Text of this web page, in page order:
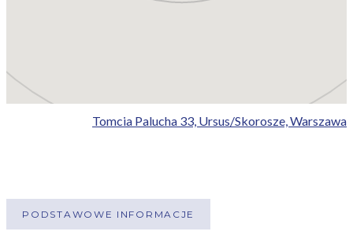
Tomcia Palucha 33, Ursus/Skorosze, Warszawa
PODSTAWOWE INFORMACJE